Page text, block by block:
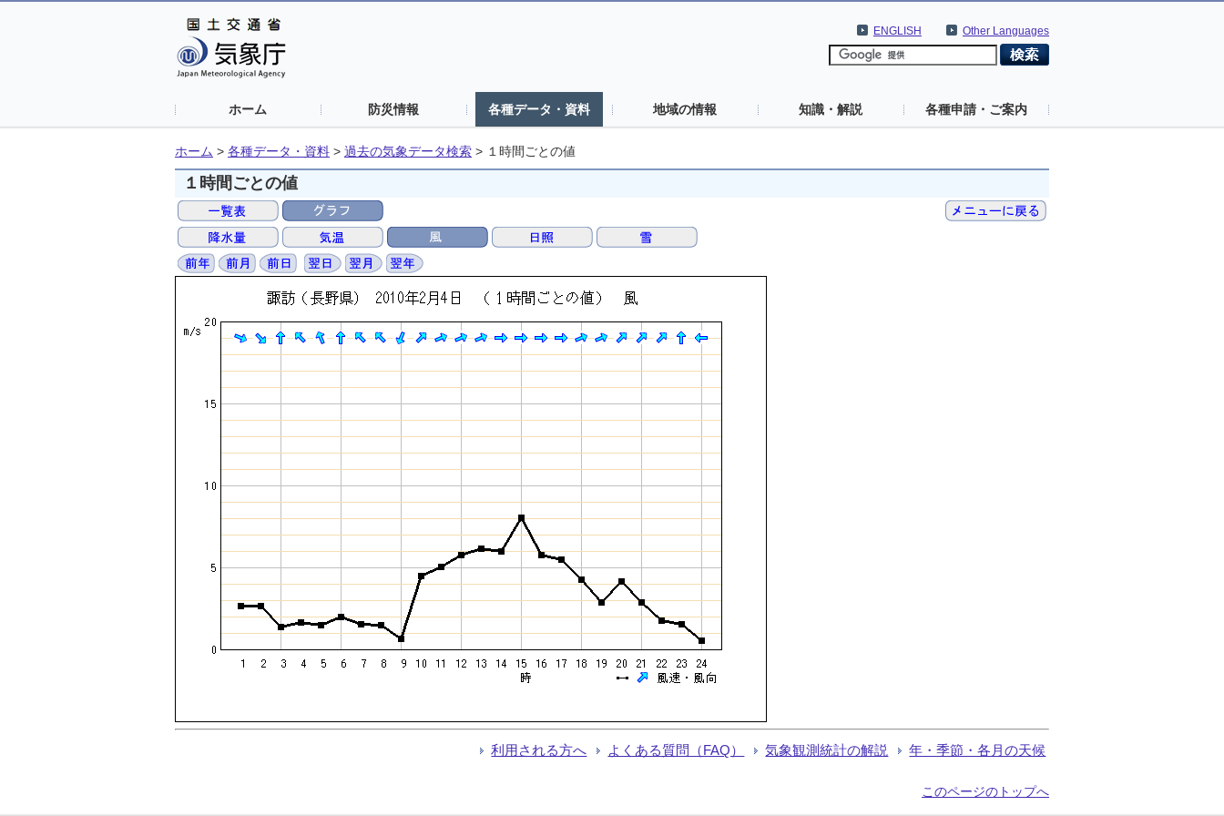
Other Languages
ENGLISH
ホーム 防災情報 各種データ・資料 地域の情報 知識・解説 各種申請・ご案内
ホーム > 各種データ・資料 > 過去の気象データ検索 > １時間ごとの値
１時間ごとの値
利用される方へ よくある質問（FAQ） 気象観測統計の解説 年・季節・各月の天候
このページのトップへ